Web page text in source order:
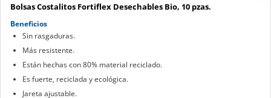
Bolsas Costalitos Fortiflex Desechables Bio, 10 pzas.
Beneficios
Sin rasgaduras.
Más resistente.
Están hechas con 80% material reciclado.
Es fuerte, reciclada y ecológica.
Jareta ajustable.